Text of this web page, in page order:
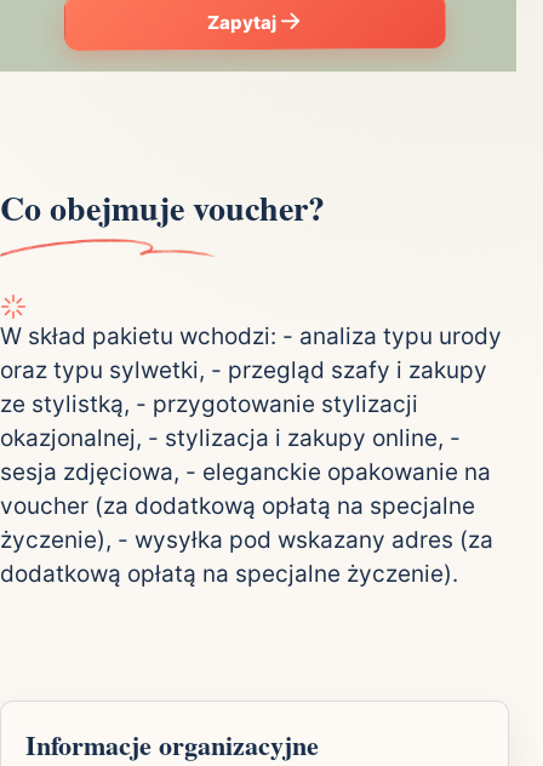
Zapytaj
Co obejmuje voucher?
W skład pakietu wchodzi: - analiza typu urody
oraz typu sylwetki, - przegląd szafy i zakupy
ze stylistką, - przygotowanie stylizacji
okazjonalnej, - stylizacja i zakupy online, -
sesja zdjęciowa, - eleganckie opakowanie na
voucher (za dodatkową opłatą na specjalne
życzenie), - wysyłka pod wskazany adres (za
dodatkową opłatą na specjalne życzenie).
Informacje organizacyjne